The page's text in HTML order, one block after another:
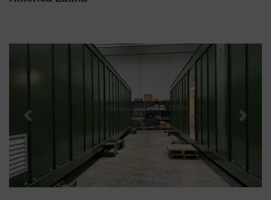
Previous Next